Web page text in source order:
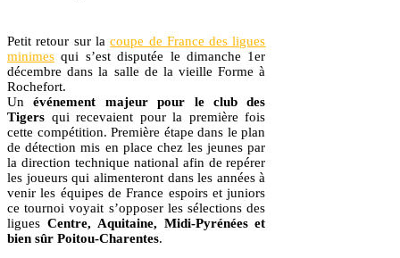
Petit retour sur lacoupe de France des ligues
minimes qui s’est disputée le dimanche 1er
décembre dans la salle de la vieille Forme à
Rochefort.
Unévénement majeur pour le club des
Tigers qui recevaient pour la première fois
cette compétition. Première étape dans le plan
de détection mis en place chez les jeunes par
la direction technique national afin de repérer
les joueurs qui alimenteront dans les années à
venir les équipes de France espoirs et juniors
ce tournoi voyait s’opposer les sélections des
ligues Centre, Aquitaine, Midi-Pyrénées et
bien sûr Poitou-Charentes.